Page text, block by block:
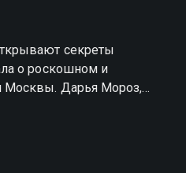
секреты
о роскошном и
Москвы. Дарья Мороз,
Зудина, Сабина
обсудят, как проходили
Актеры расскажут, кто из